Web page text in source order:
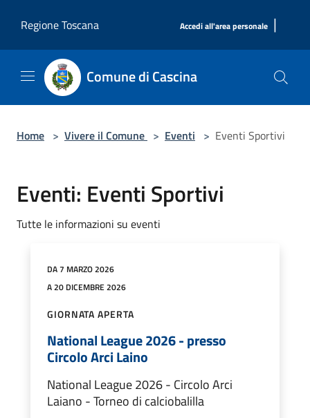
Regione Toscana
Accedi all'area personale |
Comune di Cascina
Home > Vivere il Comune > Eventi > Eventi Sportivi
Eventi: Eventi Sportivi
Tutte le informazioni su eventi
DA 7 MARZO 2026
A 20 DICEMBRE 2026
GIORNATA APERTA
National League 2026 - presso
Circolo Arci Laino
National League 2026 - Circolo Arci
Laiano - Torneo di calciobalilla